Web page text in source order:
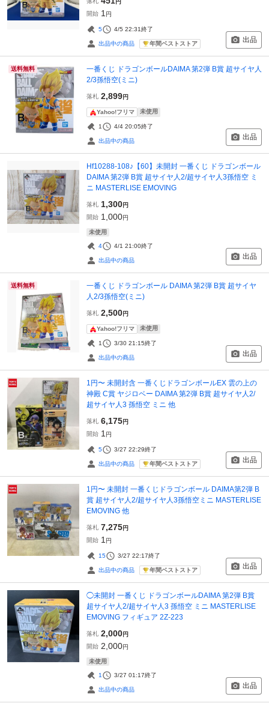
開始 1 円
5 4/5 22:31終了
出品中の商品 年間ベストストア 出品
送料無料
一番くじ ドラゴンボールDAIMA 第2弾 B賞 超サイヤ人
2/3孫悟空(ミニ)
落札 2,899円
Yahoo!フリマ 未使用
1 4/4 20:05終了
出品中の商品 出品
Hf10288-108♪【60】未開封 一番くじ ドラゴンボール
DAIMA 第2弾 B賞 超サイヤ人2/超サイヤ人3孫悟空 ミ
ニ MASTERLISE EMOVING
落札 1,300円
開始 1,000円
未使用
4 4/1 21:00終了
出品中の商品 出品
送料無料
一番くじ ドラゴンボール DAIMA 第2弾 B賞 超サイヤ
人2/3孫悟空(ミニ)
落札 2,500円
Yahoo!フリマ 未使用
1 3/30 21:15終了
出品中の商品 出品
1円〜 未開封含 一番くじドラゴンボールEX 雲の上の
神殿 C賞 ヤジロベー DAIMA 第2弾 B賞 超サイヤ人2/
超サイヤ人3 孫悟空 ミニ 他
落札 6,175円
開始 1 円
5 3/27 22:29終了
出品中の商品 年間ベストストア 出品
1円〜 未開封 一番くじドラゴンボール DAIMA第2弾 B
賞 超サイヤ人2/超サイヤ人3孫悟空ミニ MASTERLISE
EMOVING 他
落札 7,275円
開始 1 円
15 3/27 22:17終了
出品中の商品 年間ベストストア 出品
◯未開封 一番くじ ドラゴンボールDAIMA 第2弾 B賞
超サイヤ人2/超サイヤ人3 孫悟空 ミニ MASTERLISE
EMOVING フィギュア 2Z-223
落札 2,000円
開始 2,000円
未使用
1 3/27 01:17終了
出品中の商品 出品